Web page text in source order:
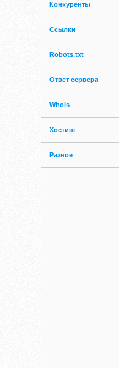
Конкуренты
Ссылки
Robots.txt
Ответ сервера
Whois
Хостинг
Разное